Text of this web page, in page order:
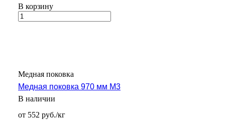
В корзину
Медная поковка
Медная поковка 970 мм М3
В наличии
от 552 руб./кг